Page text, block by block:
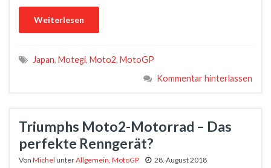
Weiterlesen
Japan, Motegi, Moto2, MotoGP
Kommentar hinterlassen
Triumphs Moto2-Motorrad – Das
perfekte Renngerät?
Von Michel unterAllgemein, MotoGP 28. August 2018